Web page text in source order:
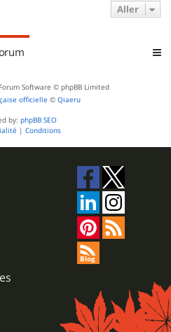
Aller
Software © phpBB Limited
officielle © Qiaeru
by: phpBB SEO
| Conditions